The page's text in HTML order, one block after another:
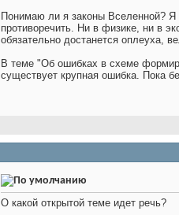
Понимаю ли я законы Вселенной?
противоречить. Ни в физике, ни в
обязательно достанется оплеуха,
В теме "Об ошибках в схеме
существует крупная ошибка. Пока
О какой открытой теме идет речь?